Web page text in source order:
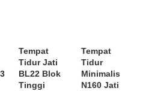
Tempat
Tidur Jati
BL22 Blok
Tinggi
Tempat
Tidur
Minimalis
N160 Jati